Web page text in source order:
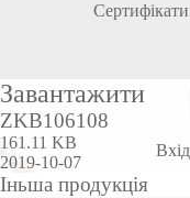
Сертифікати
Завантажити
ZKB106108
161.11 KB
2019-10-07
Іньша продукція